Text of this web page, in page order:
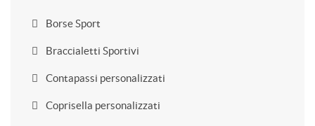
Borse Sport
Braccialetti Sportivi
Contapassi personalizzati
Coprisella personalizzati